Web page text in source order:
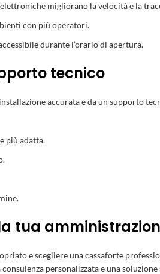
migliorano la velocità e la
con più operatori.
durante l’orario di apertura.
tecnico
accurata e da un
più adatta.
tua
e scegliere una cassaforte
personalizzata e una soluzione